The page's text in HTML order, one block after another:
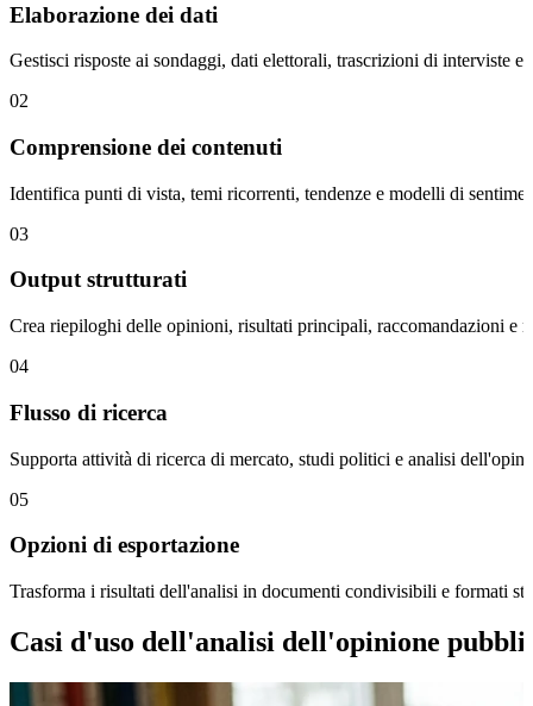
Elaborazione dei dati
Gestisci risposte ai sondaggi, dati elettorali, trascrizioni di interviste
02
Comprensione dei contenuti
Identifica punti di vista, temi ricorrenti, tendenze e modelli di
03
Output strutturati
Crea riepiloghi delle opinioni, risultati principali, raccomandazioni e
04
Flusso di ricerca
Supporta attività di ricerca di mercato, studi politici e analisi
05
Opzioni di esportazione
Trasforma i risultati dell'analisi in documenti condivisibili e formati
Casi d'uso dell'analisi dell'opinione